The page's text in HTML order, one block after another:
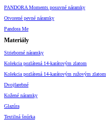
PANDORA Moments posuvné náramky
Otvorené pevné náramky
Pandora Me
Materiály
Strieborné náramky
Kolekcia pozlátená 14-karátovým zlatom
Kolekcia pozlátená 14-karátovým ružovým zlatom
Dvojfarebné
Kožené náramky
Glazúra
Textilná šnúrka